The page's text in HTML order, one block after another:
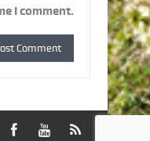
I comment.